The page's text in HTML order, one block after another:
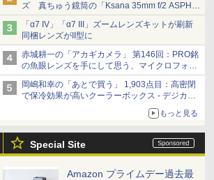
ズ 真ちゅう鏡筒の「Ksana 35mm f/2 ASPH.
シルバークローム」
「α7 IV」「α7 III」ズームレンズキットが刷新
同梱レンズがII型に
赤城耕一の「アカギカメラ」 第146回：PRO銘
の魚眼レンズを手にして思う、マイクロフォー
サーズへの期待と可能性
岡嶋和幸の「あとで買う」 1,903点目：高密閉
で保冷効果が高いクーラーボックス - デジカメ
もっと見る
Special Site
Amazon プライムデー過去最